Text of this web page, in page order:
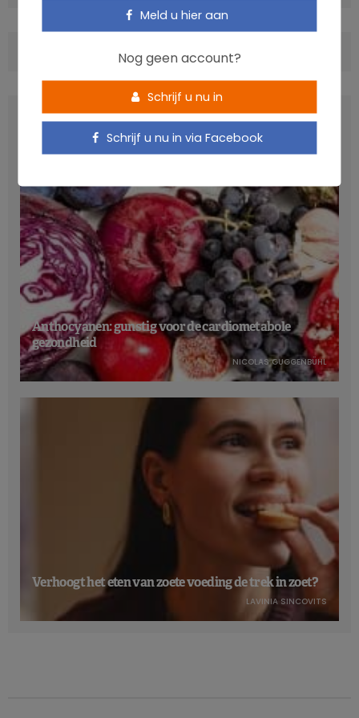
LATEST POSTS
Anthocyanen: gunstig voor de cardiometabole
gezondheid
NICOLAS GUGGENBÜHL
Verhoogt het eten van zoete voeding de trek in zoet?
LAVINIA SINCOVITS
Meld u hier aan
Nog geen account?
Schrijf u nu in
Schrijf u nu in via Facebook